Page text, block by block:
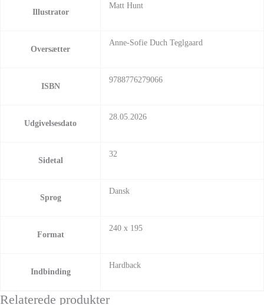
Illustrator
Matt Hunt
Oversætter
Anne-Sofie Duch Teglgaard
ISBN
9788776279066
Udgivelsesdato
28.05.2026
Sidetal
32
Sprog
Dansk
Format
240 x 195
Indbinding
Hardback
Relaterede produkter